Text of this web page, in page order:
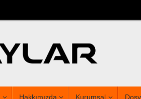
Hakkımızda Kurumsal